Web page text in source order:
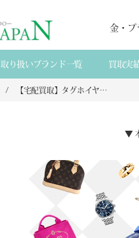
金・プ
取り扱いブランド一覧 買取実
【宅配買取】タグホイヤー2000WN1318シェル文字盤クォーツ腕時計高価査定の全工程公開栃木県那須塩原市から
▼